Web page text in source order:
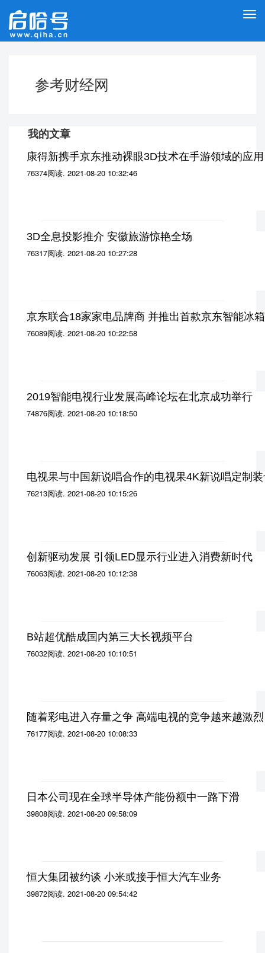
切
参考财经网
我的文章
康得新携手京东推动裸眼3D技术在手游领域的应用
76374阅读. 2021-08-20 10:32:46
3D全息投影推介 安徽旅游惊艳全场
76317阅读. 2021-08-20 10:27:28
京东联合18家家电品牌商 并推出首款京东智能冰箱
76089阅读. 2021-08-20 10:22:58
2019智能电视行业发展高峰论坛在北京成功举行
74876阅读. 2021-08-20 10:18:50
电视果与中国新说唱合作的电视果4K新说唱定制
76213阅读. 2021-08-20 10:15:26
创新驱动发展 引领LED显示行业进入消费新时代
76063阅读. 2021-08-20 10:12:38
B站超优酷成国内第三大长视频平台
76032阅读. 2021-08-20 10:10:51
随着彩电进入存量之争 高端电视的竞争越来越激烈
76177阅读. 2021-08-20 10:08:33
日本公司现在全球半导体产能份额中一路下滑
39808阅读. 2021-08-20 09:58:09
恒大集团被约谈 小米或接手恒大汽车业务
39872阅读. 2021-08-20 09:54:42